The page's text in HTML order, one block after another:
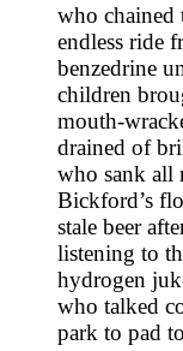
who chained
endless ride
benzedrine
children
mouth-
drained of
who sank all
Bickford’s
stale beer
listening to
hydrogen
who talked
park to pad